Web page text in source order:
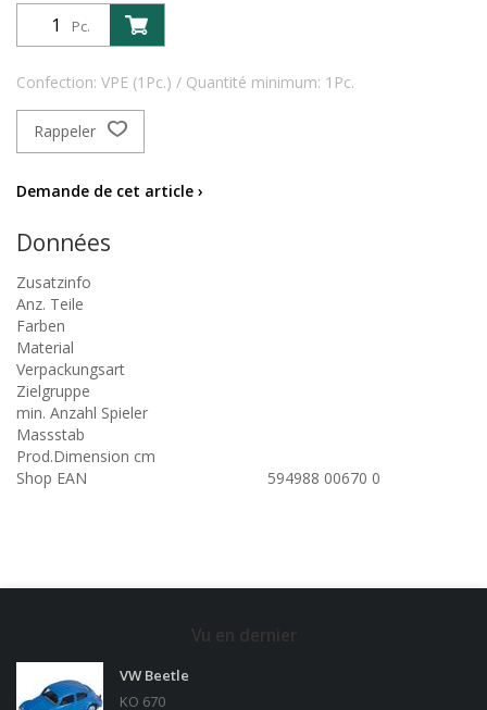
Pc.
Confection: VPE (1Pc.) / Quantité minimum: 1Pc.
Rappeler
Demande de cet article ›
Données
Zusatzinfo
Anz. Teile
Farben
Material
Verpackungsart
Zielgruppe
min. Anzahl Spieler
Massstab
Prod.Dimension cm
Shop EAN
594988 00670 0
VW Beetle
KO 670